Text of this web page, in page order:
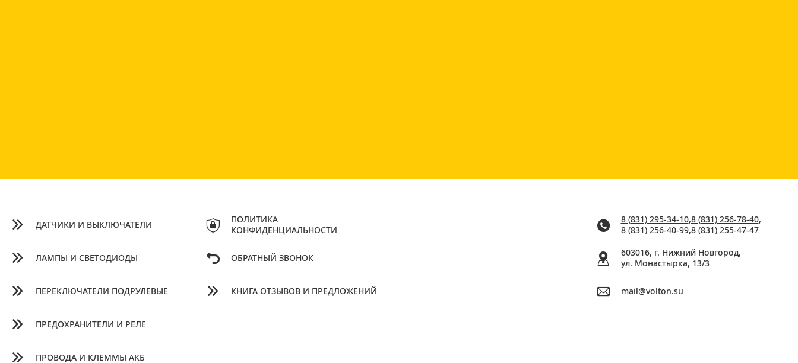
ДАТЧИКИ И ВЫКЛЮЧАТЕЛИ
ЛАМПЫ И СВЕТОДИОДЫ
ПЕРЕКЛЮЧАТЕЛИ ПОДРУЛЕВЫЕ
ПРЕДОХРАНИТЕЛИ И РЕЛЕ
ПРОВОДА И КЛЕММЫ АКБ
ПОЛИТИКА
КОНФИДЕНЦИАЛЬНОСТИ
ОБРАТНЫЙ ЗВОНОК
КНИГА ОТЗЫВОВ И ПРЕДЛОЖЕНИЙ
8 (831) 295-34-10,8 (831) 256-78-40,
8 (831) 256-40-99,8 (831) 255-47-47
603016, г. Нижний Новгород,
ул. Монастырка, 13/3
mail@volton.su